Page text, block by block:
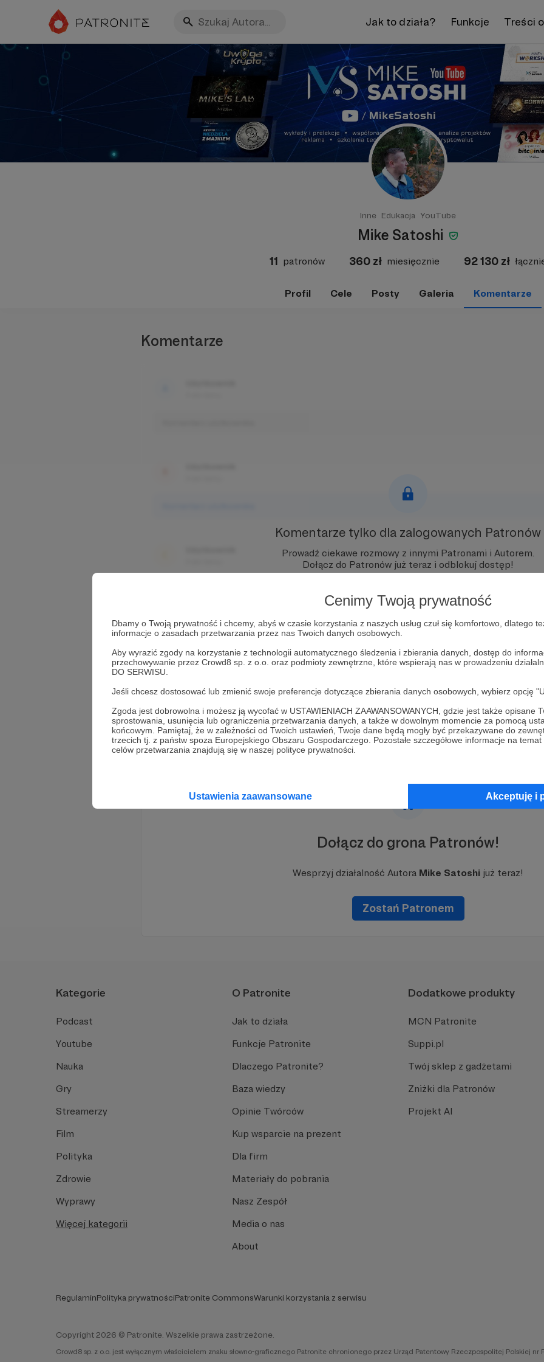
Cenimy Twoją prywatność
Dbamy o Twoją prywatność i chcemy, abyś w czasie korzystania z naszych usług czuł się komfortowo, dlatego
informacje o zasadach przetwarzania przez nas Twoich danych osobowych.
Aby wyrazić zgody na korzystanie z technologii automatycznego śledzenia i zbierania danych, dostęp do
przechowywanie przez Crowd8 sp. z o.o. oraz podmioty zewnętrzne, które wspierają nas w prowadzeniu
DO SERWISU.
Jeśli chcesz dostosować lub zmienić swoje preferencje dotyczące zbierania danych osobowych, wybierz opcję
Zgoda jest dobrowolna i możesz ją wycofać w USTAWIENIACH ZAAWANSOWANYCH, gdzie jest także opisane
sprostowania, usunięcia lub ograniczenia przetwarzania danych, a także w dowolnym momencie za pomocą
końcowym. Pamiętaj, że w zależności od Twoich ustawień, Twoje dane będą mogły być przekazywane do
trzecich tj. z państw spoza Europejskiego Obszaru Gospodarczego. Pozostałe szczegółowe informacje na
celów przetwarzania znajdują się w naszej polityce prywatności.
Ustawienia zaawansowane Akceptuję i
Jak to działa? Funkcje Treści
Inne Edukacja YouTube
Mike Satoshi
11 patronów 360 zł miesięcznie 92 130 zł
Profil Cele Posty Galeria Komentarze
Komentarze
Użytkownik
Komentarz użytkownika
Komentarze tylko dla zalogowanych Patronów
Prowadź ciekawe rozmowy z innymi Patronami i Autorem.
Dołącz do Patronów już teraz i odblokuj dostęp!
Zostań Patronem
Dołącz do grona Patronów!
Wesprzyj działalność Autora Mike Satoshi już teraz!
Zostań Patronem
Kategorie
Podcast
Youtube
Nauka
Gry
Streamerzy
Film
Polityka
Zdrowie
Wyprawy
Więcej kategorii
O Patronite
Jak to działa
Funkcje Patronite
Dlaczego Patronite?
Baza wiedzy
Opinie Twórców
Kup wsparcie na prezent
Dla firm
Materiały do pobrania
Nasz Zespół
Media o nas
About
Dodatkowe produkty
MCN Patronite
Suppi.pl
Twój sklep z gadżetami
Zniżki dla Patronów
Projekt AI
RegulaminPolityka prywatnościPatronite CommonsWarunki korzystania z serwisu
Copyright 2026 © Patronite. Wszelkie prawa zastrzeżone.
Crowd8 sp. z o.o. jest wyłącznym właścicielem znaku słowno-graficznego Patronite chronionego przez Urząd Patentowy Rzeczpospolitej Polskiej nr